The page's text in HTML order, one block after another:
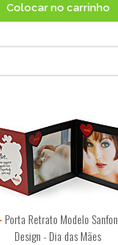
Colocar no carrinho
Porta Retrato Modelo
Design - Dia das Mães